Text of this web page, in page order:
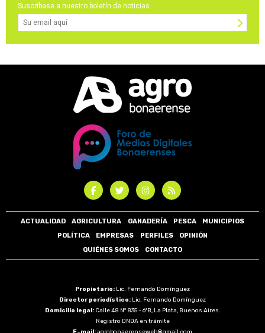
Suscríbase a nuestro boletín de noticias
ACTUALIDAD AGRICULTURA GANADERÍA PESCA
MUNICIPIOS
POLÍTICA
EMPRESAS PERFILES
OPINIÓN
QUIÉNES SOMOS
CONTACTO
Propietario: Lic. Fernando Domínguez
Director periodístico: Lic. Fernando Domínguez
Domicilio legal: Calle 48 N° 835 - 6°B, La Plata, Buenos Aires.
Registro DNDA en trámite